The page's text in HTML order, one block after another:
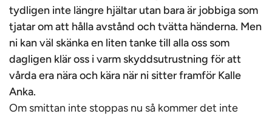
tydligen inte längre hjältar utan bara är jobbiga som
tjatar om att hålla avstånd och tvätta händerna. Men
ni kan väl skänka en liten tanke till alla oss som
dagligen klär oss i varm skyddsutrustning för att
vårda era nära och kära när ni sitter framför Kalle
Anka.
Om smittan inte stoppas nu så kommer det inte